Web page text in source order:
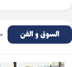
السوق و الفن